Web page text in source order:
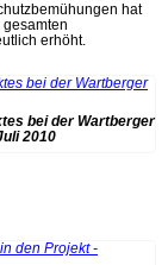
hat
erhöht.
bei der Wartberger
2010